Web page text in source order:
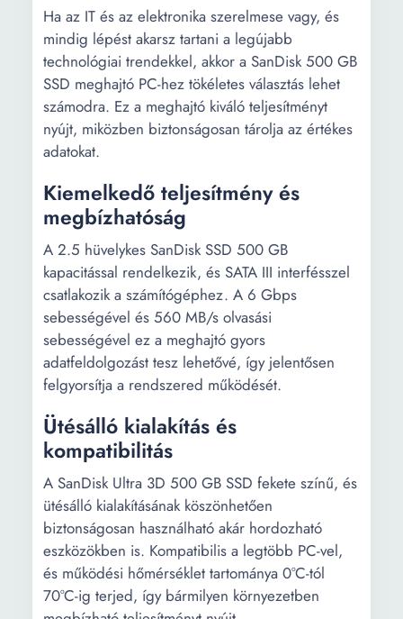
Ha az IT és az elektronika szerelmese vagy, és
mindig lépést akarsz tartani a legújabb
technológiai trendekkel, akkor a SanDisk 500 GB
SSD meghajtó PC-hez tökéletes választás lehet
számodra. Ez a meghajtó kiváló teljesítményt
nyújt, miközben biztonságosan tárolja az értékes
adatokat.
Kiemelkedő teljesítmény és
megbízhatóság
A 2.5 hüvelykes SanDisk SSD 500 GB
kapacitással rendelkezik, és SATA III interfésszel
csatlakozik a számítógéphez. A 6 Gbps
sebességével és 560 MB/s olvasási
sebességével ez a meghajtó gyors
adatfeldolgozást tesz lehetővé, így jelentősen
felgyorsítja a rendszered működését.
Ütésálló kialakítás és
kompatibilitás
A SanDisk Ultra 3D 500 GB SSD fekete színű, és
ütésálló kialakításának köszönhetően
biztonságosan használható akár hordozható
eszközökben is. Kompatibilis a legtöbb PC-vel,
és működési hőmérséklet tartománya 0°C-tól
70°C-ig terjed, így bármilyen környezetben